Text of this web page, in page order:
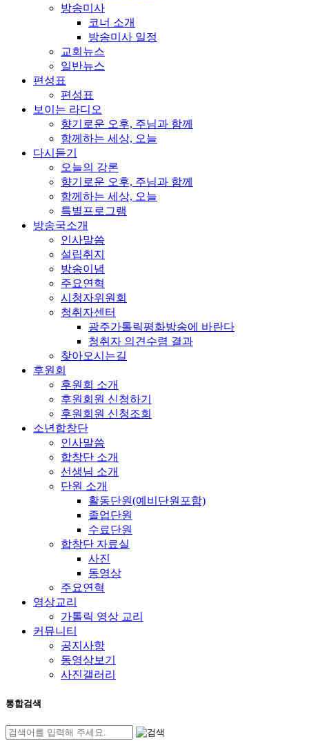
방송미사
코너 소개
방송미사 일정
교회뉴스
일반뉴스
편성표
편성표
보이는 라디오
향기로운 오후, 주님과 함께
함께하는 세상, 오늘
다시듣기
오늘의 강론
향기로운 오후, 주님과 함께
함께하는 세상, 오늘
특별프로그램
방송국소개
인사말씀
설립취지
방송이념
주요연혁
시청자위원회
청취자센터
광주가톨릭평화방송에 바란다
청취자 의견수렴 결과
찾아오시는길
후원회
후원회 소개
후원회원 신청하기
후원회원 신청조회
소년합창단
인사말씀
합창단 소개
선생님 소개
단원 소개
활동단원(예비단원포함)
졸업단원
수료단원
합창단 자료실
사진
동영상
주요연혁
영상교리
가톨릭 영상 교리
커뮤니티
공지사항
동영상보기
사진갤러리
통합검색